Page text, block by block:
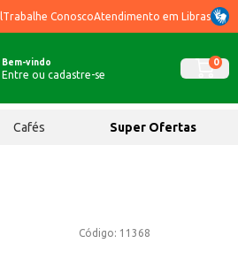
Trabalhe ConoscoAtendimento em Libras
Bem-vindo
Entre ou cadastre-se
0
Cafés Super Ofertas
Código: 11368